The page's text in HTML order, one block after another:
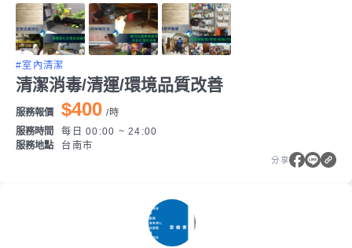
#室內清潔
清潔消毒/清運/環境品質改善
服務報價 $400 /時
服務時間
每日 00:00 ~ 24:00
服務地點
台南市
分享